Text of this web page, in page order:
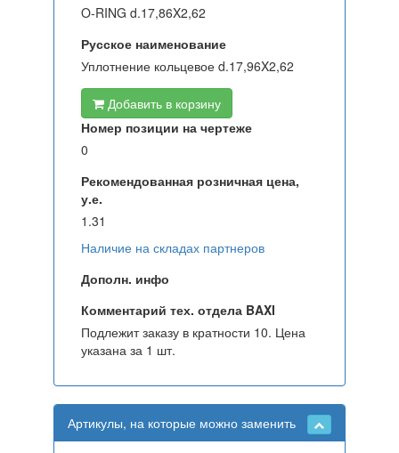
O-RING d.17,86X2,62
Русское наименование
Уплотнение кольцевое d.17,96X2,62
Добавить в корзину
Номер позиции на чертеже
0
Рекомендованная розничная цена,
у.е.
1.31
Наличие на складах партнеров
Дополн. инфо
Комментарий тех. отдела BAXI
Подлежит заказу в кратности 10. Цена
указана за 1 шт.
Артикулы, на которые можно заменить